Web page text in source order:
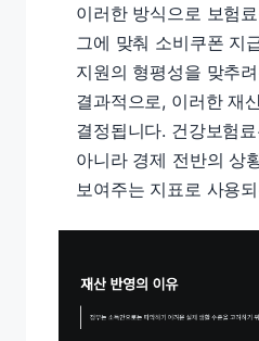
이러한 방식으로 보험
그에 맞춰 소비쿠폰 지
지원의 형평성을 맞추
결과적으로, 이러한 재
결정됩니다. 건강보험
아니라 경제 전반의 상
보여주는 지표로 사용